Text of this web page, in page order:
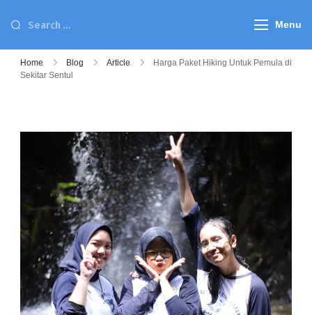
Menu
Home Blog Article
Harga Paket Hiking Untuk Pemula di
Sekitar Sentul